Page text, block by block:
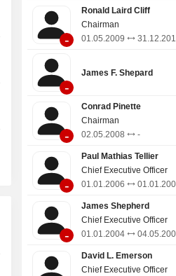
Fichte, Kiefer und Tanne, Südliche
Rocky-Mountain-Douglasie und
Lärche sowie Norwegische
Waldkiefer. Zu den
Brettschichtholzträger,
und imprägniertes
einen Hersteller von I-Trägern
Calgary, Alberta.
-
Ronald Laird Cliff
Chairman
01.05.2009
-
James F. Shepard
-
Conrad Pinette
Chairman
02.05.2008
-
-
Paul Mathias Tellier
Chief Executive Officer
01.01.2006
-
James Shepherd
Chief Executive Officer
01.01.2004
David L. Emerson
Chief Executive Officer